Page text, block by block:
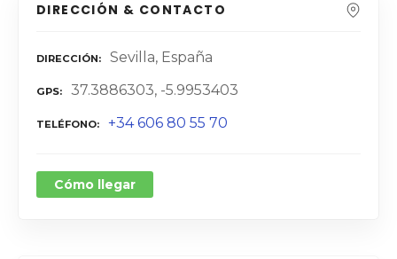
DIRECCIÓN & CONTACTO
DIRECCIÓN Sevilla, España
GPS 37.3886303, -5.9953403
TELÉFONO +34 606 80 55 70
Cómo llegar